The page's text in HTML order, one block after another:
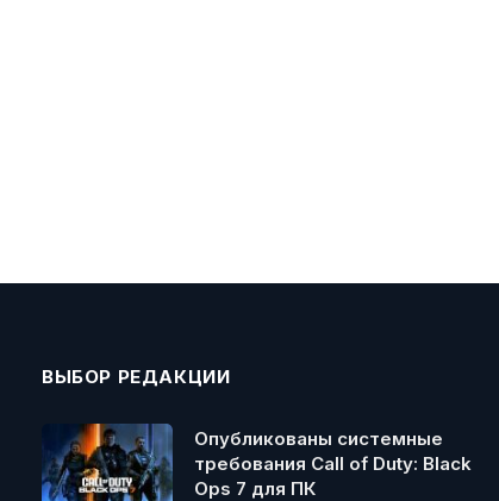
ВЫБОР РЕДАКЦИИ
Опубликованы системные
требования Call of Duty: Black
Ops 7 для ПК